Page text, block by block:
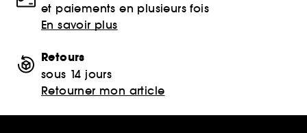
et paiements en plusieurs fois
En savoir plus
Retours
sous 14 jours
Retourner mon article